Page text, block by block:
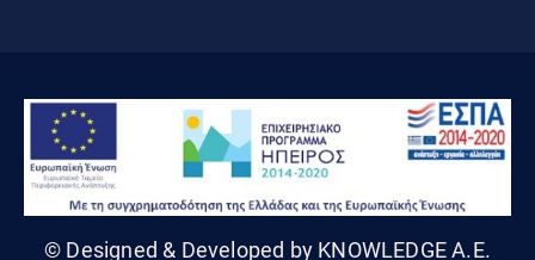
© Designed & Developed by KNOWLEDGE A.E.